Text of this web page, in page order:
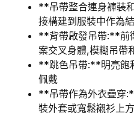
**吊帶整合連身褲裝
接構建到服裝中作為
**背帶啟發吊帶:**前
案交叉身體,模糊吊帶
**跳色吊帶:**明亮飽
佩戴
**吊帶作為外衣疊穿
裝外套或寬鬆襯衫上